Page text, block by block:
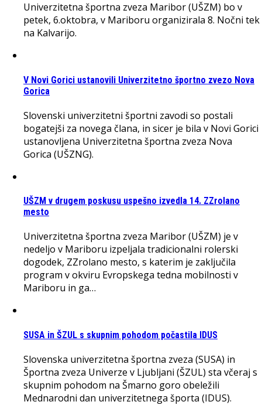
Univerzitetna športna zveza Maribor (UŠZM) bo v
petek, 6.oktobra, v Mariboru organizirala 8. Nočni tek
na Kalvarijo.
V Novi Gorici ustanovili Univerzitetno športno zvezo Nova
Gorica
Slovenski univerzitetni športni zavodi so postali
bogatejši za novega člana, in sicer je bila v Novi Gorici
ustanovljena Univerzitetna športna zveza Nova
Gorica (UŠZNG).
UŠZM v drugem poskusu uspešno izvedla 14. ZZrolano
mesto
Univerzitetna športna zveza Maribor (UŠZM) je v
nedeljo v Mariboru izpeljala tradicionalni rolerski
dogodek, ZZrolano mesto, s katerim je zaključila
program v okviru Evropskega tedna mobilnosti v
Mariboru in ga…
SUSA in ŠZUL s skupnim pohodom počastila IDUS
Slovenska univerzitetna športna zveza (SUSA) in
Športna zveza Univerze v Ljubljani (ŠZUL) sta včeraj s
skupnim pohodom na Šmarno goro obeležili
Mednarodni dan univerzitetnega športa (IDUS).